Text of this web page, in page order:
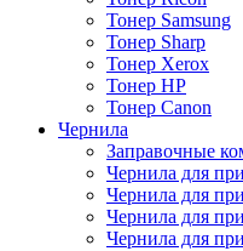
Тонер Samsung
Тонер Sharp
Тонер Xerox
Тонер НР
Тонер Саnon
Чернила
Заправочные
Чернила для
Чернила для
Чернила для
Чернила для